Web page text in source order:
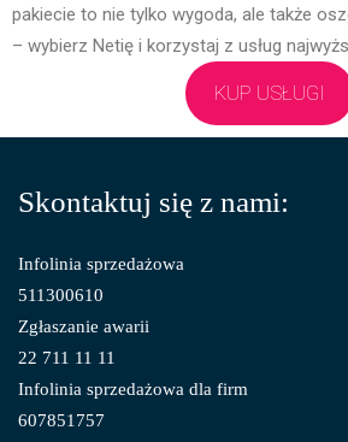
pakiecie to nie tylko wygoda, ale także
– wybierz Netię i korzystaj z usług
KUP USŁUGI
Skontaktuj się z nami:
Infolinia sprzedażowa
511300610
Zgłaszanie awarii
22 711 11 11
Infolinia sprzedażowa dla firm
607851757